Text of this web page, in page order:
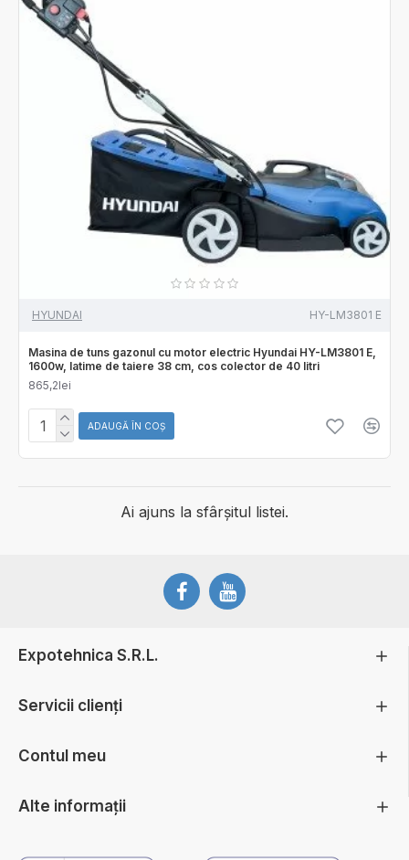
HYUNDAI HY-LM3801 E
Masina de tuns gazonul cu motor electric Hyundai HY-LM3801 E,
1600w, latime de taiere 38 cm, cos colector de 40 litri
865,2lei
ADAUGĂ ÎN COŞ
Ai ajuns la sfârșitul listei.
Expotehnica S.R.L.
Servicii clienți
Contul meu
Alte informații